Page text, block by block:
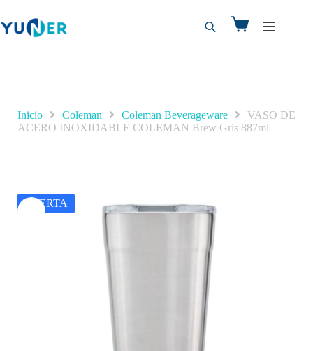
Inicio Coleman Coleman Beverageware
VASO DE
ACERO INOXIDABLE COLEMAN Brew Gris 887ml
OFERTA